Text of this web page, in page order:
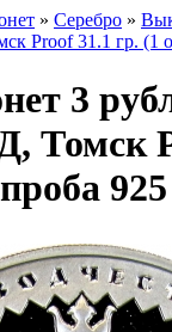
» Серебро »
Proof 31.1 гр. (1
3
Томск
925